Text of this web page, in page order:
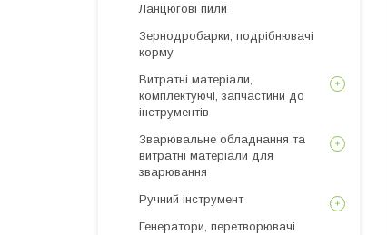
Ланцюгові пили
Зернодробарки, подрібнювачі
корму
Витратні матеріали,
комплектуючі, запчастини до
інструментів
Зварювальне обладнання та
витратні матеріали для
зварювання
Ручний інструмент
Генератори, перетворювачі